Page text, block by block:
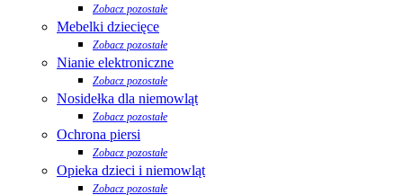
Zobacz pozostałe
Mebelki dziecięce
Zobacz pozostałe
Nianie elektroniczne
Zobacz pozostałe
Nosidełka dla niemowląt
Zobacz pozostałe
Ochrona piersi
Zobacz pozostałe
Opieka dzieci i niemowląt
Zobacz pozostałe